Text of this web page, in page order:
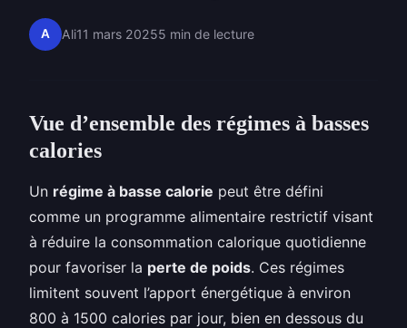
A Ali11 mars 20255 min de lecture
Vue d’ensemble des régimes à basses
calories
Un régime à basse calorie peut être défini
comme un programme alimentaire restrictif visant
à réduire la consommation calorique quotidienne
pour favoriser la perte de poids. Ces régimes
limitent souvent l’apport énergétique à environ
800 à 1500 calories par jour, bien en dessous du